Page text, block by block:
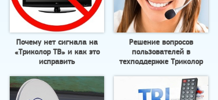
Почему нет сигнала на
«Триколор ТВ» и как это
исправить
Решение вопросов
пользователей в
техподдержке Триколор